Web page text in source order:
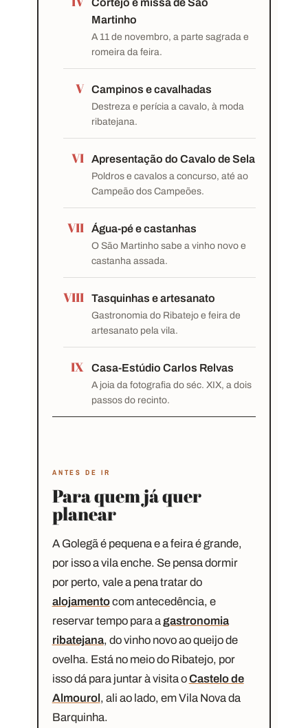
Cortejo e missa de São
Martinho
A 11 de novembro, a parte sagrada e
romeira da feira.
V Campinos e cavalhadas
Destreza e perícia a cavalo, à moda
ribatejana.
VI Apresentação do Cavalo de Sela
Poldros e cavalos a concurso, até ao
Campeão dos Campeões.
VII Água-pé e castanhas
O São Martinho sabe a vinho novo e
castanha assada.
VIII Tasquinhas e artesanato
Gastronomia do Ribatejo e feira de
artesanato pela vila.
IX Casa-Estúdio Carlos Relvas
A joia da fotografia do séc. XIX, a dois
passos do recinto.
ANTES DE IR
Para quem já quer
planear
A Golegã é pequena e a feira é grande,
por isso a vila enche. Se pensa dormir
por perto, vale a pena tratar do
alojamentocom antecedência, e
reservar tempo para a gastronomia
ribatejana, do vinho novo ao queijo de
ovelha. Está no meio do Ribatejo, por
isso dá para juntar à visita oCastelo de
Almourol, ali ao lado, em Vila Nova da
Barquinha.